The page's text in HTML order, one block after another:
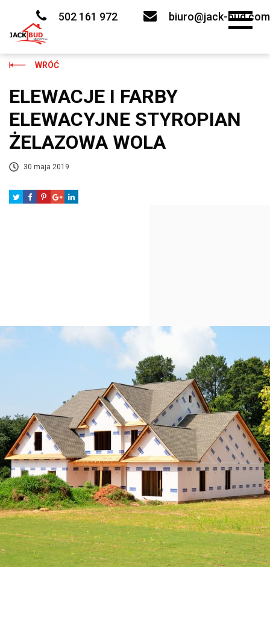
502 161 972 biuro@jack-bud.com
WRÓĆ
ELEWACJE I FARBY
ELEWACYJNE STYROPIAN
ŻELAZOWA WOLA
30 maja 2019